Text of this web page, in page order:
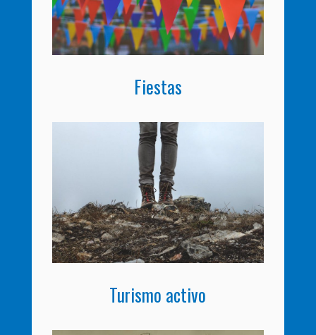
Fiestas
Turismo activo